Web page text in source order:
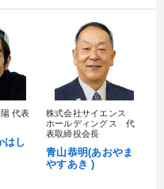
代表
はし
株式会社サイエンス
ホールディングス 代
表取締役会長
青山恭明(あおやま
やすあき )